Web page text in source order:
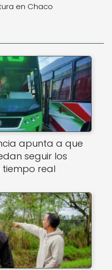
en Chaco
apunta a que
seguir los
tiempo real